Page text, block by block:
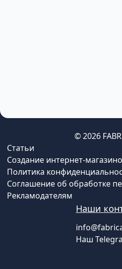
© 2026
Статьи
Создание интернет-
Политика
Соглашение об обработке
Рекламодателям
Наши
Наш